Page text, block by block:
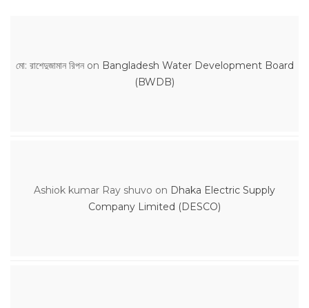
মো: রাশেদুজামান রিপনon Bangladesh Water Development Board
(BWDB)
Ashiok kumar Ray shuvo on Dhaka Electric Supply
Company Limited (DESCO)